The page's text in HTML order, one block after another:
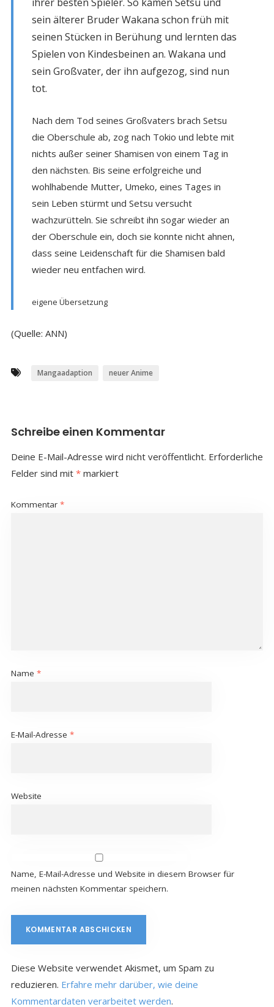
sein älterer Bruder Wakana schon früh mit
seinen Stücken in Berühung und lernten das
Spielen von Kindesbeinen an. Wakana und
sein Großvater, der ihn aufgezog, sind nun
tot.
Nach dem Tod seines Großvaters brach Setsu
die Oberschule ab, zog nach Tokio und lebte mit
nichts außer seiner Shamisen von einem Tag in
den nächsten. Bis seine erfolgreiche und
wohlhabende Mutter, Umeko, eines Tages in
sein Leben stürmt und Setsu versucht
wachzurütteln. Sie schreibt ihn sogar wieder an
der Oberschule ein, doch sie konnte nicht ahnen,
dass seine Leidenschaft für die Shamisen bald
wieder neu entfachen wird.
eigene Übersetzung
(Quelle: ANN)
Mangaadaption neuer Anime
Schreibe einen Kommentar
Deine E-Mail-Adresse wird nicht veröffentlicht. Erforderliche
Felder sind mit *markiert
Kommentar *
Name *
E-Mail-Adresse *
Website
Name, E-Mail-Adresse und Website in diesem Browser für
meinen nächsten Kommentar speichern.
Diese Website verwendet Akismet, um Spam zu
reduzieren. Erfahre mehr darüber, wie deine
Kommentardaten verarbeitet werden.